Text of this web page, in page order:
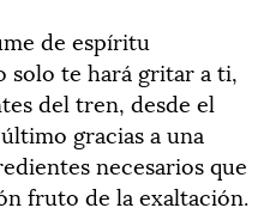
de espíritu
solo te hará gritar a ti,
del tren, desde el
gracias a una
necesarios que
fruto de la exaltación.